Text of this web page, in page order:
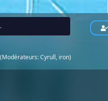
(Modérateurs:Cyrull, iron)